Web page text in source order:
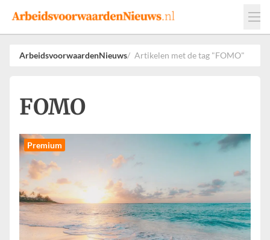
Events
Adverteren
Leveranciers
ArbeidsvoorwaardenNieuws Artikelen met de tag "FOMO"
FOMO
Premium